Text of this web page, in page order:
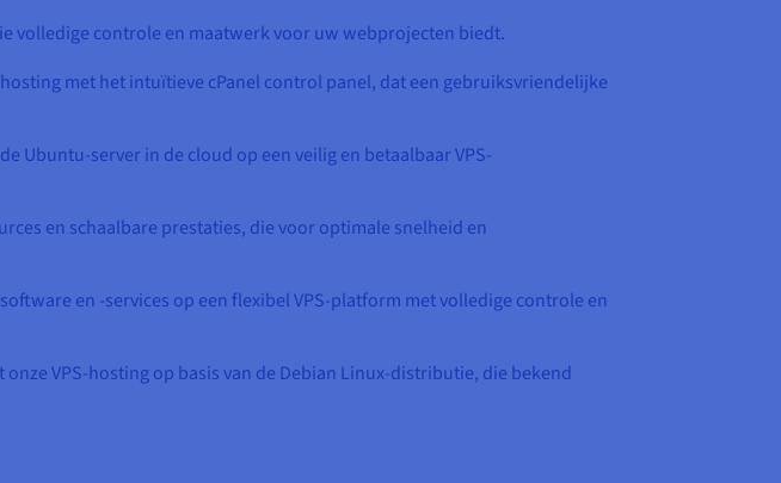
volledige controle en maatwerk voor uw webprojecten biedt.
met het intuïtieve cPanel control panel, dat een gebruiksvriendelijke
Ubuntu-server in de cloud op een veilig en betaalbaar VPS-
en schaalbare prestaties, die voor optimale snelheid en
en -services op een flexibel VPS-platform met volledige controle en
VPS-hosting op basis van de Debian Linux-distributie, die bekend